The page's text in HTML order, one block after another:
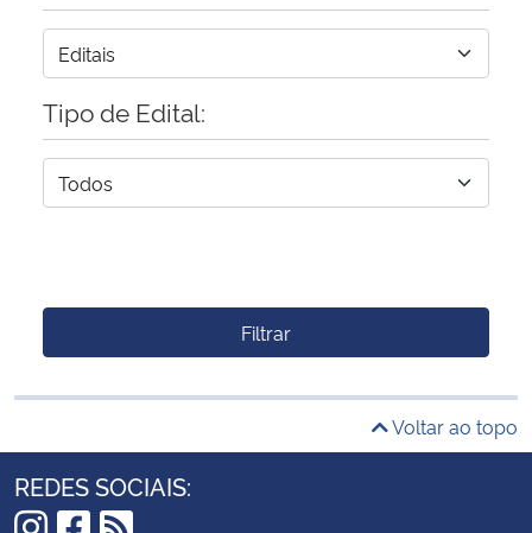
Tipo de Edital:
Filtrar
Voltar ao topo
REDES SOCIAIS: